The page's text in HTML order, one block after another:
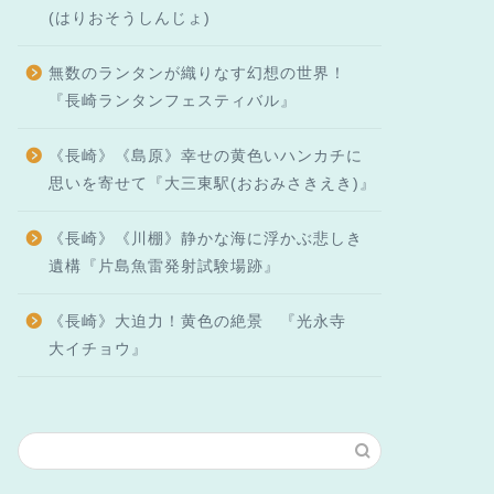
(はりおそうしんじょ)
無数のランタンが織りなす幻想の世界！
『長崎ランタンフェスティバル』
《長崎》《島原》幸せの黄色いハンカチに
思いを寄せて『大三東駅(おおみさきえき)』
《長崎》《川棚》静かな海に浮かぶ悲しき
遺構『片島魚雷発射試験場跡』
《長崎》大迫力！黄色の絶景 『光永寺
大イチョウ』